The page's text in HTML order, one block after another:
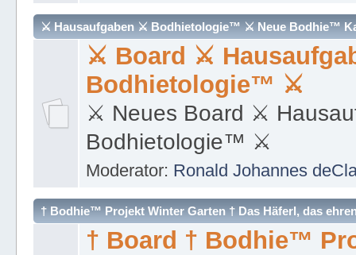
⚔ Hausaufgaben ⚔ Bodhietologie™ ⚔ Neue Bodhie™
⚔ Board ⚔
Bodhietologie™ ⚔
⚔ Neues Board ⚔
Bodhietologie™ ⚔
Moderator: Ronald Johannes
† Bodhie™ Projekt Winter Garten † Das Häferl, das
† Board † Bodhie™